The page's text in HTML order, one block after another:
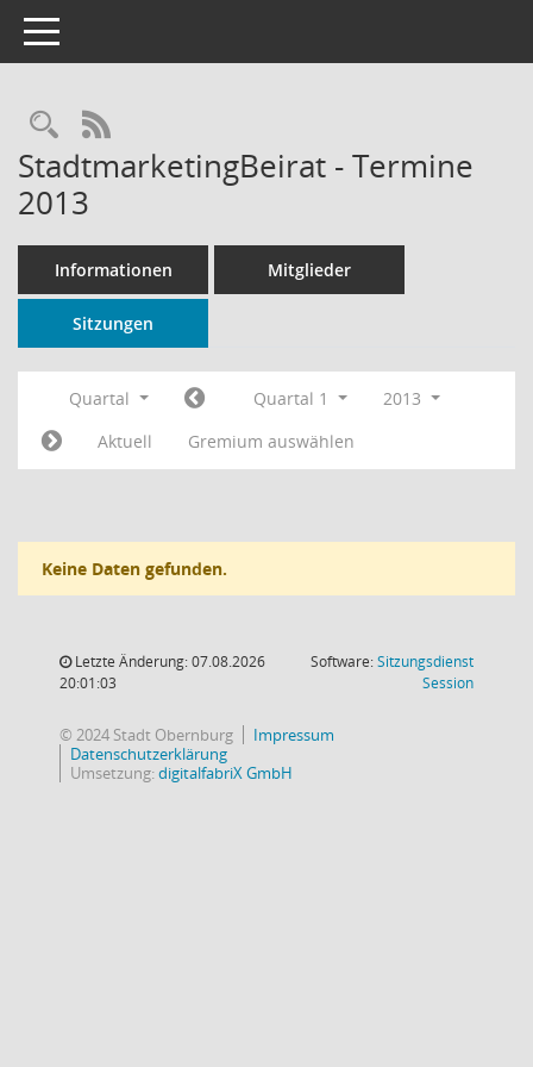
Toggle navigation
Rechercheauswahl
RSS-Feed
StadtmarketingBeirat - Termine
2013
Informationen Mitglieder
Sitzungen
Quartal Quartal 1
2013
Aktuell
Gremium auswählen
Keine Daten gefunden.
Letzte Änderung: 07.08.2026
20:01:03
Software:Sitzungsdienst
Session(Wird in
© 2024 Stadt Obernburg
Impressum
Datenschutzerklärung
Umsetzung:digitalfabriX GmbH